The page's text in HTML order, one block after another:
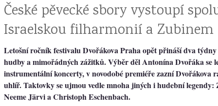
České pěvecké sbory vystoupí
Israelskou filharmonií a
Letošní ročník festivalu Dvořákova Praha opět přináší dva
hudby a mimořádných zážitků. Výběr děl Antonína Dvořáka se
instrumentální koncerty, v novodobé premiéře zazní Dvořákova
uhlíř. Taktovky se ujmou vedle mnoha jiných i hudební
Neeme Järvi a Christoph Eschenbach.